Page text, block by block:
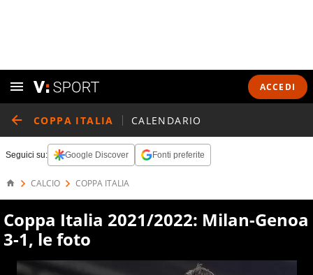
ACCEDI
COPPA ITALIA CALENDARIO
Seguici su: Google Discover Fonti preferite
CALCIO COPPA ITALIA
Coppa Italia 2021/2022: Milan-Genoa
3-1, le foto